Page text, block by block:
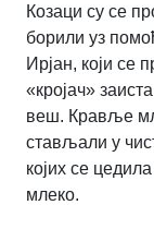
Козаци су се
борили уз
Ирјан, који се
«кројач»
веш. Кравље
стављали у
којих се
млеко.